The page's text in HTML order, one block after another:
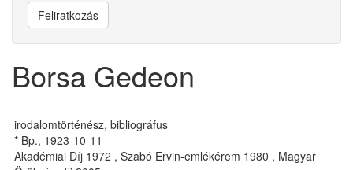
Feliratkozás
Borsa Gedeon
irodalomtörténész, bibliográfus
* Bp., 1923-10-11
Akadémiai Díj 1972 , Szabó Ervin-emlékérem 1980 , Magyar